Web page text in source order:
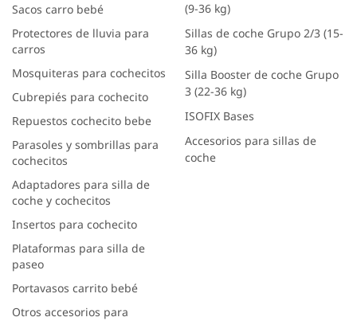
Sacos carro bebé
Protectores de lluvia para
carros
Mosquiteras para cochecitos
Cubrepiés para cochecito
Repuestos cochecito bebe
Parasoles y sombrillas para
cochecitos
Adaptadores para silla de
coche y cochecitos
Insertos para cochecito
Plataformas para silla de
paseo
Portavasos carrito bebé
Otros accesorios para
(9-36 kg)
Sillas de coche Grupo 2/3 (15-
36 kg)
Silla Booster de coche Grupo
3 (22-36 kg)
ISOFIX Bases
Accesorios para sillas de
coche